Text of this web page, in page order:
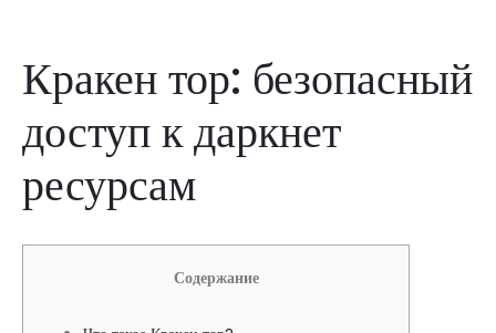
Кракен тор: безопасный
доступ к даркнет
ресурсам
Содержание